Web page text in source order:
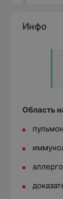
Инфо
Область